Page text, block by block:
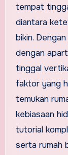
tempat
diantara
bikin.
dengan
tinggal
faktor yang
temukan
kebiasaan
tutorial
serta rumah